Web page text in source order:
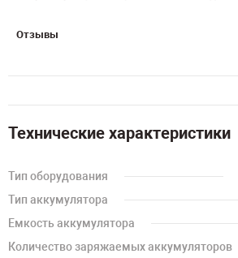
Отзывы
Технические характеристики
Тип оборудования
Тип аккумулятора
Емкость аккумулятора
Количество заряжаемых аккумуляторов